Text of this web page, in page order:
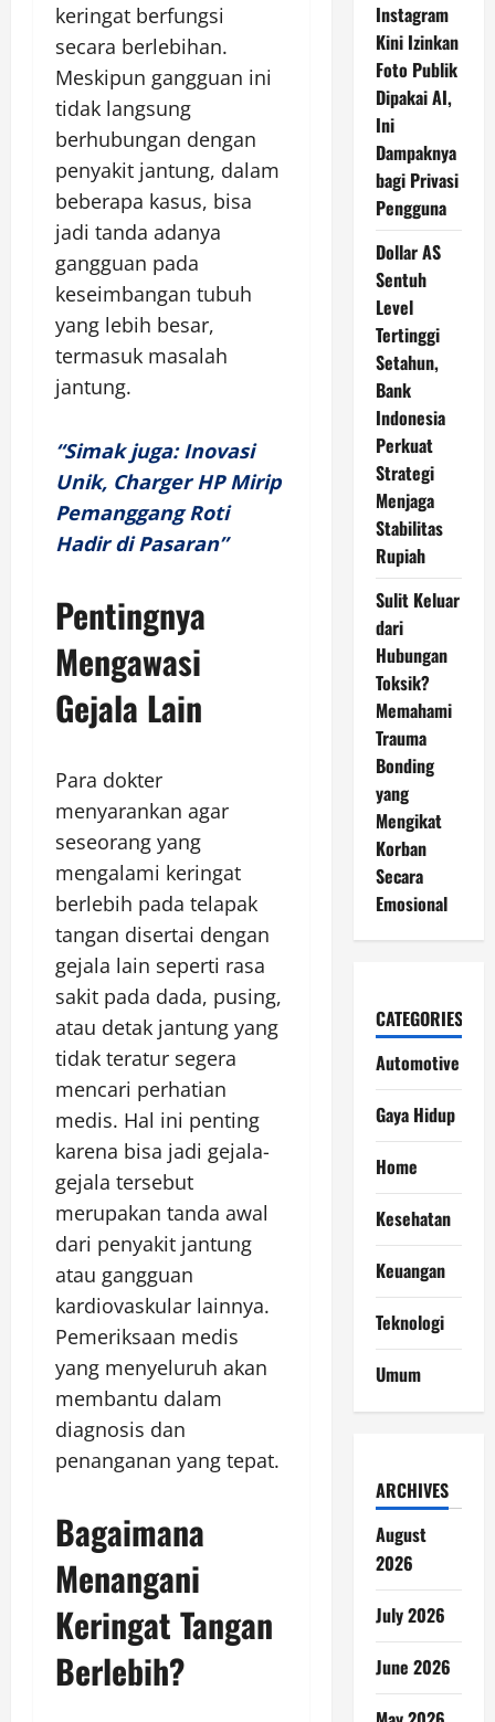
keringat berfungsi
secara berlebihan.
Meskipun gangguan ini
tidak langsung
berhubungan dengan
penyakit jantung, dalam
beberapa kasus, bisa
jadi tanda adanya
gangguan pada
keseimbangan tubuh
yang lebih besar,
termasuk masalah
jantung.
“Simak juga: Inovasi
Unik, Charger HP Mirip
Pemanggang Roti
Hadir di Pasaran”
Pentingnya
Mengawasi
Gejala Lain
Para dokter
menyarankan agar
seseorang yang
mengalami keringat
berlebih pada telapak
tangan disertai dengan
gejala lain seperti rasa
sakit pada dada, pusing,
atau detak jantung yang
tidak teratur segera
mencari perhatian
medis. Hal ini penting
karena bisa jadi gejala-
gejala tersebut
merupakan tanda awal
dari penyakit jantung
atau gangguan
kardiovaskular lainnya.
Pemeriksaan medis
yang menyeluruh akan
membantu dalam
diagnosis dan
penanganan yang tepat.
Bagaimana
Menangani
Keringat Tangan
Berlebih?
Instagram
Kini Izinkan
Foto Publik
Dipakai AI,
Ini
Dampaknya
bagi Privasi
Pengguna
Dollar AS
Sentuh
Level
Tertinggi
Setahun,
Bank
Indonesia
Perkuat
Strategi
Menjaga
Stabilitas
Rupiah
Sulit Keluar
dari
Hubungan
Toksik?
Memahami
Trauma
Bonding
yang
Mengikat
Korban
Secara
Emosional
CATEGORIES
Automotive
Gaya Hidup
Home
Kesehatan
Keuangan
Teknologi
Umum
ARCHIVES
August
2026
July 2026
June 2026